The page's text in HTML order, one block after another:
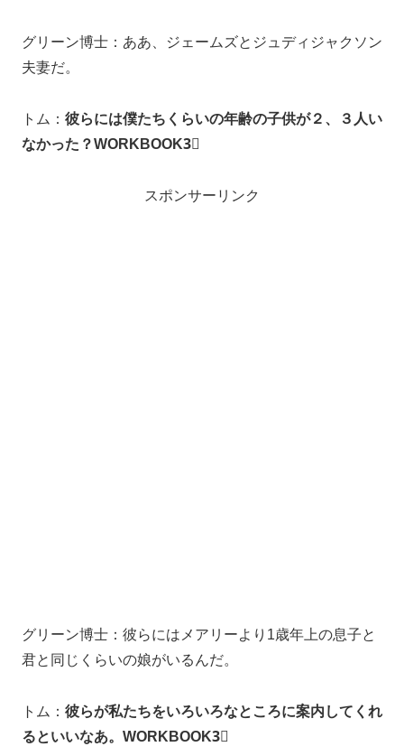
グリーン博士：ああ、ジェームズとジュディジャクソン
夫妻だ。
トム： 彼らには僕たちくらいの年齢の子供が２、３人い
なかった？WORKBOOK3⃣
スポンサーリンク
グリーン博士：彼らにはメアリーより1歳年上の息子と
君と同じくらいの娘がいるんだ。
トム： 彼らが私たちをいろいろなところに案内してくれ
るといいなあ。WORKBOOK3⃣